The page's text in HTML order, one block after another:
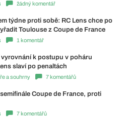
žádný komentář
týdne proti sobě: RC Lens chce po
Toulouse z Coupe de France
1 komentář
k postupu v poháru
slaví po penaltách
a souhrny 7 komentářů
Coupe de France, proti
7 komentářů